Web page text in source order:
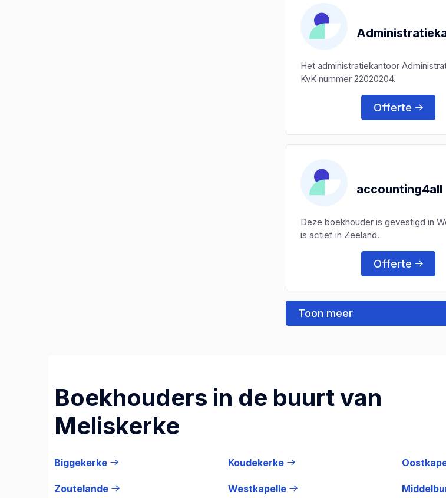
Het administratiekantoor
KvK nummer 22020204.
Offerte
accounting4all
Deze boekhouder is gevestigd in
is actief in Zeeland.
Offerte
Toon meer
Boekhouders in de buurt van
Meliskerke
Biggekerke
Zoutelande
Koudekerke
Westkapelle